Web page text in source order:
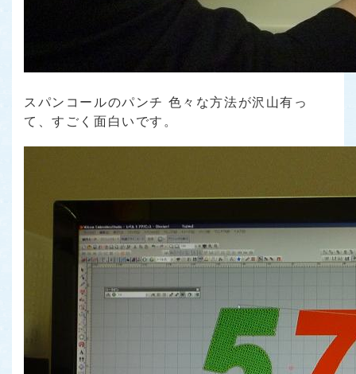
スパンコールのパンチ 色々な方法が沢山有っ
て、すごく面白いです。